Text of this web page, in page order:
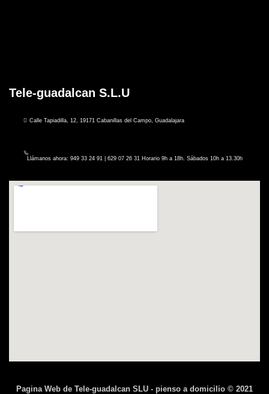
Tele-guadalcan S.L.U
Calle Tapiadilla, 12, 19171 Cabanillas del Campo, Guadalajara
Llámanos ahora: 949 33 24 91 | 629 07 26 31 Horario 9h a 18h. Sábados 10h a 13.30h
Pagina Web de Tele-guadalcan SLU - pienso a domicilio © 2021